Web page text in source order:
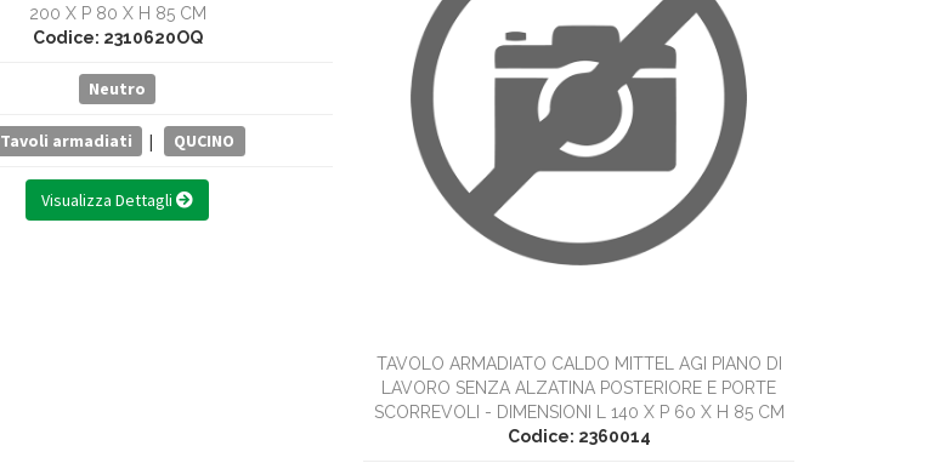
200 X P 80 X H 85 CM
Codice: 2310620OQ
Neutro
Tavoli armadiati | QUCINO
Visualizza Dettagli
TAVOLO ARMADIATO CALDO MITTEL AGI PIANO DI
LAVORO SENZA ALZATINA POSTERIORE E PORTE
SCORREVOLI - DIMENSIONI L 140 X P 60 X H 85 CM
Codice: 2360014